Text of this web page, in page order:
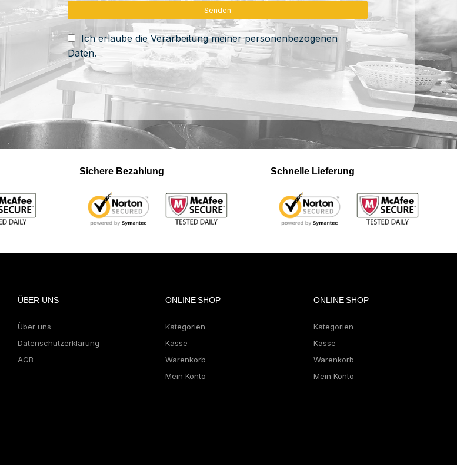
Ich erlaube die Verarbeitung meiner personenbezogenen
Daten.
Sichere Bezahlung Schnelle Lieferung
ÜBER UNS
Über uns
Datenschutzerklärung
AGB
ONLINE SHOP
Kategorien
Kasse
Warenkorb
Mein Konto
ONLINE SHOP
Kategorien
Kasse
Warenkorb
Mein Konto